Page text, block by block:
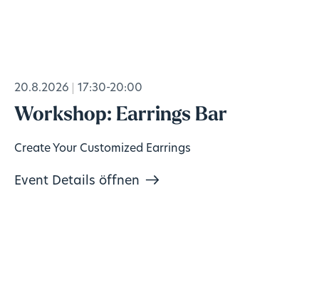
20.8.2026 17:30-20:00
Workshop: Earrings Bar
Create Your Customized Earrings
Event Details öffnen